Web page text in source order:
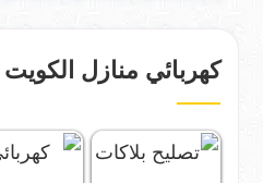
كهربائي منازل الكويت